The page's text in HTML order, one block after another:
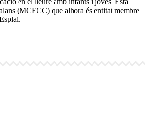
en el lleure amb infants i joves. Està
(MCECC) que alhora és entitat membre